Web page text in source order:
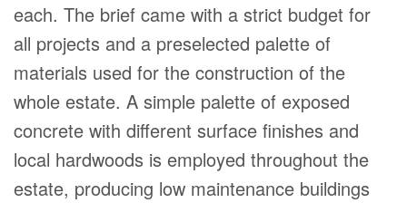
each. The brief came with a strict budget for
all projects and a preselected palette of
materials used for the construction of the
whole estate. A simple palette of exposed
concrete with different surface finishes and
local hardwoods is employed throughout the
estate, producing low maintenance buildings